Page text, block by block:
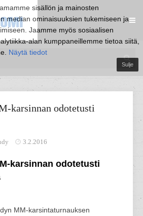
sisällön ja mainosten
median ominaisuuksien tukemiseen ja
Jaamme myös sosiaalisen
alan kumppaneillemme tietoa siitä,
Näytä tiedot
Sulje
karsinnan odotetusti
3.2.2016
karsinnan odotetusti
MM-karsintaturnauksen